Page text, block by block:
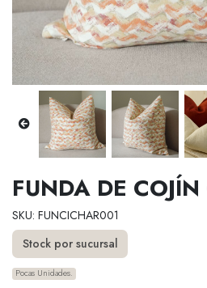
FUNDA DE
SKU: FUNCICHAR001
Stock por sucursal
Pocas Unidades.